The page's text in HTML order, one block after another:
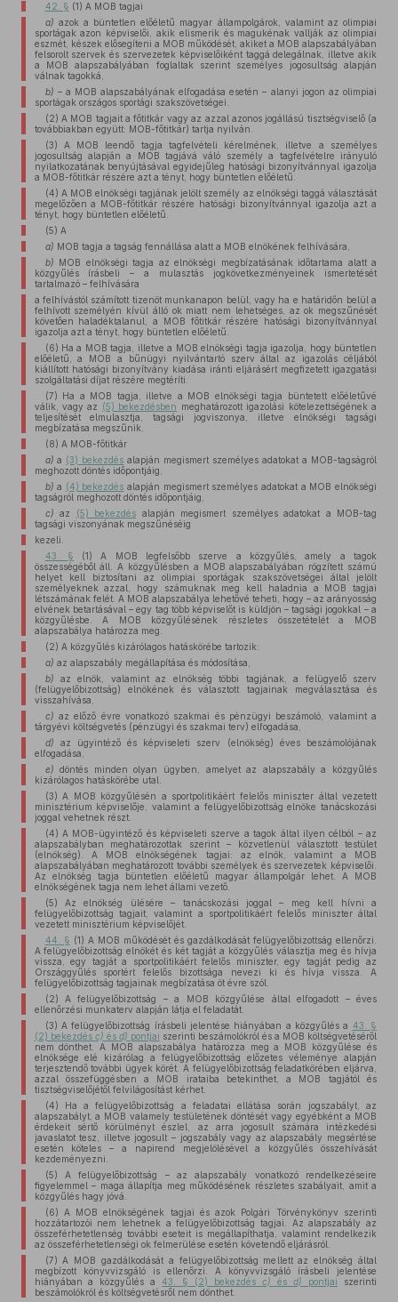
42. § (1) A MOB tagjai
a) azok a büntetlen előéletű magyar állampolgárok, valamint az olimpiai
sportágak azon képviselői, akik elismerik és magukénak vallják az olimpiai
eszmét, készek elősegíteni a MOB működését, akiket a MOB alapszabályában
felsorolt szervek és szervezetek képviselőiként taggá delegálnak, illetve akik
a MOB alapszabályában foglaltak szerint személyes jogosultság alapján
válnak tagokká,
b) – a MOB alapszabályának elfogadása esetén – alanyi jogon az olimpiai
sportágak országos sportági szakszövetségei.
(2) A MOB tagjait a főtitkár vagy az azzal azonos jogállású tisztségviselő (a
továbbiakban együtt: MOB-főtitkár) tartja nyilván.
(3) A MOB leendő tagja tagfelvételi kérelmének, illetve a személyes
jogosultság alapján a MOB tagjává váló személy a tagfelvételre irányuló
nyilatkozatának benyújtásával egyidejűleg hatósági bizonyítvánnyal igazolja
a MOB-főtitkár részére azt a tényt, hogy büntetlen előéletű.
(4) A MOB elnökségi tagjának jelölt személy az elnökségi taggá választását
megelőzően a MOB-főtitkár részére hatósági bizonyítvánnyal igazolja azt a
tényt, hogy büntetlen előéletű.
(5) A
a) MOB tagja a tagság fennállása alatt a MOB elnökének felhívására,
b) MOB elnökségi tagja az elnökségi megbízatásának időtartama alatt a
közgyűlés írásbeli – a mulasztás jogkövetkezményeinek ismertetését
tartalmazó – felhívására
a felhívástól számított tizenöt munkanapon belül, vagy ha e határidőn belül a
felhívott személyén kívül álló ok miatt nem lehetséges, az ok megszűnését
követően haladéktalanul, a MOB főtitkár részére hatósági bizonyítvánnyal
igazolja azt a tényt, hogy büntetlen előéletű.
(6) Ha a MOB tagja, illetve a MOB elnökségi tagja igazolja, hogy büntetlen
előéletű, a MOB a bűnügyi nyilvántartó szerv által az igazolás céljából
kiállított hatósági bizonyítvány kiadása iránti eljárásért megfizetett igazgatási
szolgáltatási díjat részére megtéríti.
(7) Ha a MOB tagja, illetve a MOB elnökségi tagja büntetett előéletűvé
válik, vagy az (5) bekezdésben meghatározott igazolási kötelezettségének a
teljesítését elmulasztja, tagsági jogviszonya, illetve elnökségi tagsági
megbízatása megszűnik.
(8) A MOB-főtitkár
a) a (3) bekezdés alapján megismert személyes adatokat a MOB-tagságról
meghozott döntés időpontjáig,
b) a (4) bekezdés alapján megismert személyes adatokat a MOB elnökségi
tagságról meghozott döntés időpontjáig,
c) az (5) bekezdés alapján megismert személyes adatokat a MOB-tag
tagsági viszonyának megszűnéséig
kezeli.
43. § (1) A MOB legfelsőbb szerve a közgyűlés, amely a tagok
összességéből áll. A közgyűlésben a MOB alapszabályában rögzített számú
helyet kell biztosítani az olimpiai sportágak szakszövetségei által jelölt
személyeknek azzal, hogy számuknak meg kell haladnia a MOB tagjai
létszámának felét. A MOB alapszabálya lehetővé teheti, hogy – az arányosság
elvének betartásával – egy tag több képviselőt is küldjön – tagsági jogokkal – a
közgyűlésbe. A MOB közgyűlésének részletes összetételét a MOB
alapszabálya határozza meg.
(2) A közgyűlés kizárólagos hatáskörébe tartozik:
a) az alapszabály megállapítása és módosítása,
b) az elnök, valamint az elnökség többi tagjának, a felügyelő szerv
(felügyelőbizottság) elnökének és választott tagjainak megválasztása és
visszahívása,
c) az előző évre vonatkozó szakmai és pénzügyi beszámoló, valamint a
tárgyévi költségvetés (pénzügyi és szakmai terv) elfogadása,
d) az ügyintéző és képviseleti szerv (elnökség) éves beszámolójának
elfogadása,
e) döntés minden olyan ügyben, amelyet az alapszabály a közgyűlés
kizárólagos hatáskörébe utal.
(3) A MOB közgyűlésén a sportpolitikáért felelős miniszter által vezetett
minisztérium képviselője, valamint a felügyelőbizottság elnöke tanácskozási
joggal vehetnek részt.
(4) A MOB-ügyintéző és képviseleti szerve a tagok által ilyen célból – az
alapszabályban meghatározottak szerint – közvetlenül választott testület
(elnökség). A MOB elnökségének tagjai: az elnök, valamint a MOB
alapszabályában meghatározott további személyek és szervezetek képviselői.
Az elnökség tagja büntetlen előéletű magyar állampolgár lehet. A MOB
elnökségének tagja nem lehet állami vezető.
(5) Az elnökség ülésére – tanácskozási joggal – meg kell hívni a
felügyelőbizottság tagjait, valamint a sportpolitikáért felelős miniszter által
vezetett minisztérium képviselőjét.
44. § (1) A MOB működését és gazdálkodását felügyelőbizottság ellenőrzi.
A felügyelőbizottság elnökét és két tagját a közgyűlés választja meg és hívja
vissza, egy tagját a sportpolitikáért felelős miniszter, egy tagját pedig az
Országgyűlés sportért felelős bizottsága nevezi ki és hívja vissza. A
felügyelőbizottság tagjainak megbízatása öt évre szól.
(2) A felügyelőbizottság – a MOB közgyűlése által elfogadott – éves
ellenőrzési munkaterv alapján látja el feladatát.
(3) A felügyelőbizottság írásbeli jelentése hiányában a közgyűlés a 43. §
(2) bekezdés c) és d) pontjai szerinti beszámolókról és a MOB költségvetéséről
nem dönthet. A MOB alapszabálya határozza meg a MOB közgyűlése és
elnöksége elé kizárólag a felügyelőbizottság előzetes véleménye alapján
terjesztendő további ügyek körét. A felügyelőbizottság feladatkörében eljárva,
azzal összefüggésben a MOB irataiba betekinthet, a MOB tagjától és
tisztségviselőjétől felvilágosítást kérhet.
(4) Ha a felügyelőbizottság a feladatai ellátása során jogszabályt, az
alapszabályt, a MOB valamely testületének döntését vagy egyébként a MOB
érdekeit sértő körülményt észlel, az arra jogosult számára intézkedési
javaslatot tesz, illetve jogosult – jogszabály vagy az alapszabály megsértése
esetén köteles – a napirend megjelölésével a közgyűlés összehívását
kezdeményezni.
(5) A felügyelőbizottság – az alapszabály vonatkozó rendelkezéseire
figyelemmel – maga állapítja meg működésének részletes szabályait, amit a
közgyűlés hagy jóvá.
(6) A MOB elnökségének tagjai és azok Polgári Törvénykönyv szerinti
hozzátartozói nem lehetnek a felügyelőbizottság tagjai. Az alapszabály az
összeférhetetlenség további eseteit is megállapíthatja, valamint rendelkezik
az összeférhetetlenségi ok felmerülése esetén követendő eljárásról.
(7) A MOB gazdálkodását a felügyelőbizottság mellett az elnökség által
megbízott könyvvizsgáló is ellenőrzi. A könyvvizsgáló írásbeli jelentése
hiányában a közgyűlés a43. § (2) bekezdésc) ésd) pontjai szerinti
beszámolókról és költségvetésről nem dönthet.